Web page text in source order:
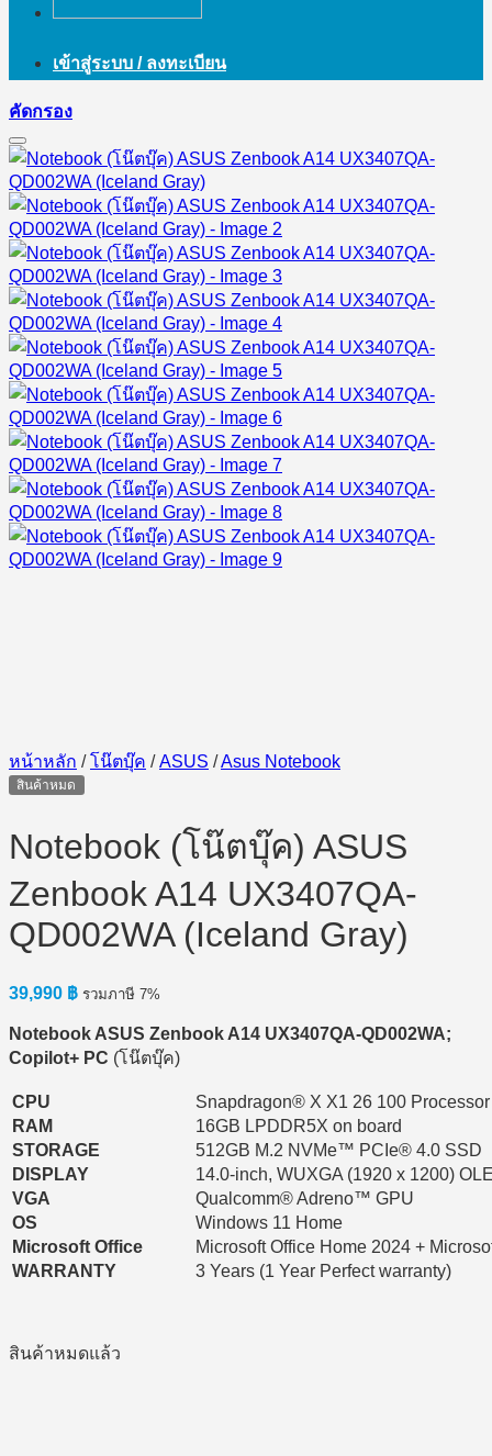
เข้าสู่ระบบ / ลงทะเบียน
คัดกรอง
หน้าหลัก / โน๊ตบุ๊ค / ASUS /Asus Notebook
สินค้าหมด
Notebook (โน๊ตบุ๊ค) ASUS
Zenbook A14 UX3407QA-
QD002WA (Iceland Gray)
39,990 ฿ รวมภาษี 7%
Notebook ASUS Zenbook A14 UX3407QA-QD002WA;
Copilot+ PC (โน๊ตบุ๊ค)
CPU
Snapdragon® X X1 26 100 Processor
RAM
16GB LPDDR5X on board
STORAGE
512GB M.2 NVMe™ PCIe® 4.0 SSD
DISPLAY
14.0-inch, WUXGA (1920 x 1200)
VGA
Qualcomm® Adreno™ GPU
OS
Windows 11 Home
Microsoft Office
Microsoft Office Home 2024 +
WARRANTY
3 Years (1 Year Perfect warranty)
สินค้าหมดแล้ว